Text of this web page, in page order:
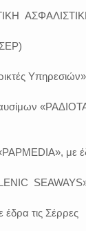
με
έδρα τις Σέρρες